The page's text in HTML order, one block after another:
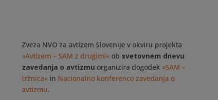
Zveza NVO za avtizem Slovenije v okviru projekta
»Avtizem – SAM z drugimi«ob svetovnem dnevu
zavedanja o avtizmu organizira dogodek »SAM –
tržnica«in Nacionalno konferenco zavedanja o
avtizmu.